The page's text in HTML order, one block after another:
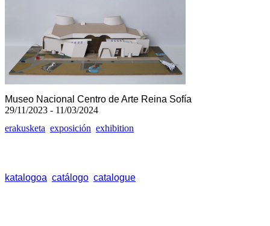
Museo Nacional Centro de Arte Reina Sofía
29/11/2023 - 11/03/2024
erakusketa exposición exhibition
katalogoa catálogo catalogue